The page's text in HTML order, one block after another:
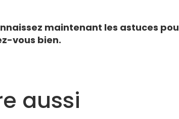
maintenant les astuces
vous bien.
aussi